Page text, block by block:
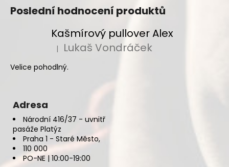
Poslední hodnocení produktů
Kašmírový pullover Alex
Hodnocení produktu je 5 z 5 hvězdiček.
| Lukaš Vondráček
Velice pohodlný.
Adresa
Národní 416/37 - uvnitř
pasáže Platýz
Praha 1 - Staré Město,
110 000
PO-NE | 10:00-19:00